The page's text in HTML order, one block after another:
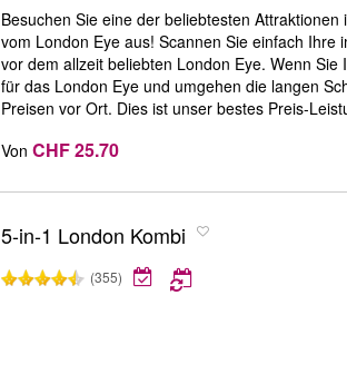
Besuchen Sie eine der beliebtesten
vom London Eye aus! Scannen Sie einfach Ihre
vor dem allzeit beliebten London Eye. Wenn
für das London Eye und umgehen die langen
Preisen vor Ort. Dies ist unser bestes Preis-
Von CHF 25.70
5-in-1 London Kombi
(355)